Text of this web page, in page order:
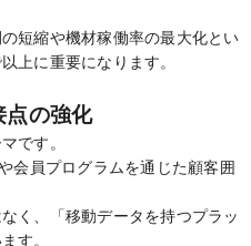
短縮や機材稼働率の最大化とい
上に重要になります。
の強化
です。
会員プログラムを通じた顧客囲
く、「移動データを持つプラッ
す。